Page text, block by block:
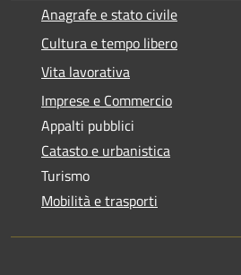
Anagrafe e stato civile
Cultura e tempo libero
Vita lavorativa
Imprese e Commercio
Appalti pubblici
Catasto e urbanistica
Turismo
Mobilità e trasporti